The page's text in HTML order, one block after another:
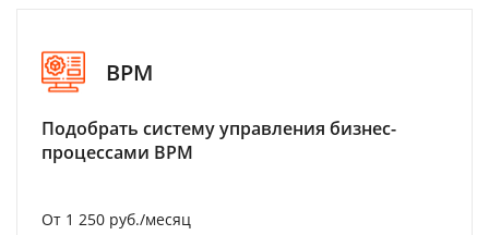
BPM
Подобрать систему управления бизнес-
процессами BPM
От 1 250 руб./месяц